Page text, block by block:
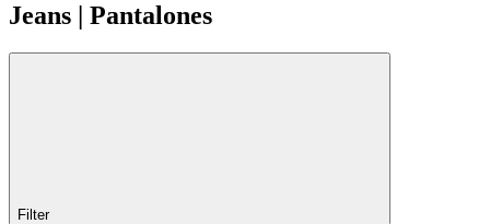
Jeans | Pantalones
Filter